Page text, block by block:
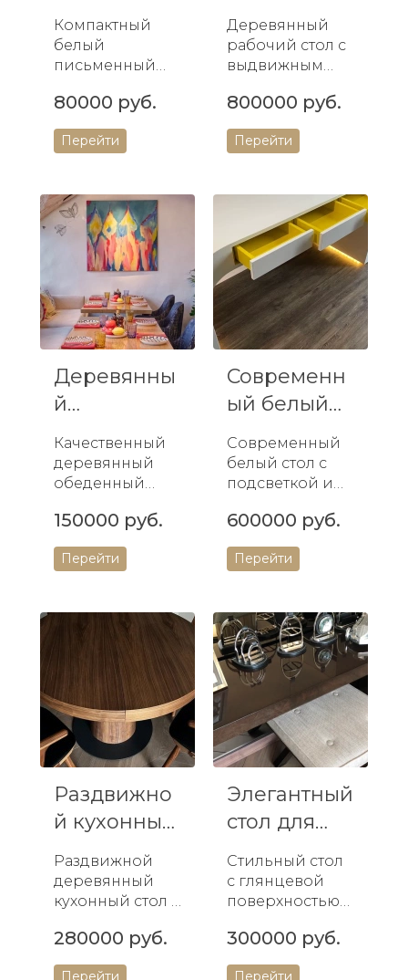
письменны
й стол с дв...
Компактный
белый
письменный
ящиками
идеально
подходит для
Прочный и
стильный, он
предоставляет
удобное
рабочее...
80000 руб.
Перейти
выдвижным
ящиком
для о...
Деревянный
рабочий стол с
выдвижным
идеальное
решение для
вашего офиса
прочность, и
просторная
столешница...
800000 руб.
Перейти
Деревянны
й
обеденный
стол для
кафе/ре...
Качественный
деревянный
обеденный
кафе или
ресторана.
Прочный,
устойчив к
Идеальный в...
150000 руб.
Перейти
Современн
ый белый
стол с
подсветкой
и...
Современный
белый стол с
подсветкой и
и ящиками -
идеальный
выбор для
объединяющий
стиль и
функционально
сть.
600000 руб.
Перейти
Раздвижно
й кухонный
стол
Раздвижной
деревянный
кухонный стол -
функционально
е решение для
280000 руб.
Перейти
Элегантный
стол для
дома и
офиса
Стильный стол
с глянцевой
поверхностью
офиса.
Высококачестве
300000 руб.
Перейти